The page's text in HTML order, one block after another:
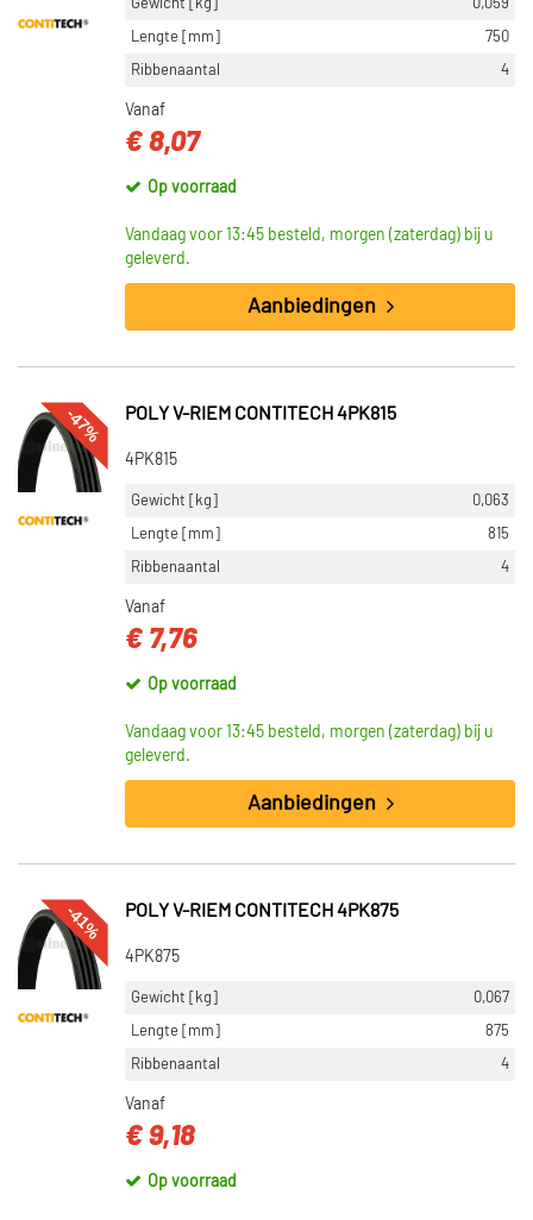
Gewicht [kg]
0,059
Lengte [mm]
750
Ribbenaantal
4
Vanaf
€ 8,07
Op voorraad
Vandaag voor 13:45 besteld, morgen (zaterdag) bij u
geleverd.
Aanbiedingen
-47% POLY V-RIEM CONTITECH 4PK815
4PK815
Gewicht [kg]
0,063
Lengte [mm]
815
Ribbenaantal
4
Vanaf
€ 7,76
Op voorraad
Vandaag voor 13:45 besteld, morgen (zaterdag) bij u
geleverd.
Aanbiedingen
-41% POLY V-RIEM CONTITECH 4PK875
4PK875
Gewicht [kg]
0,067
Lengte [mm]
875
Ribbenaantal
4
Vanaf
€ 9,18
Op voorraad